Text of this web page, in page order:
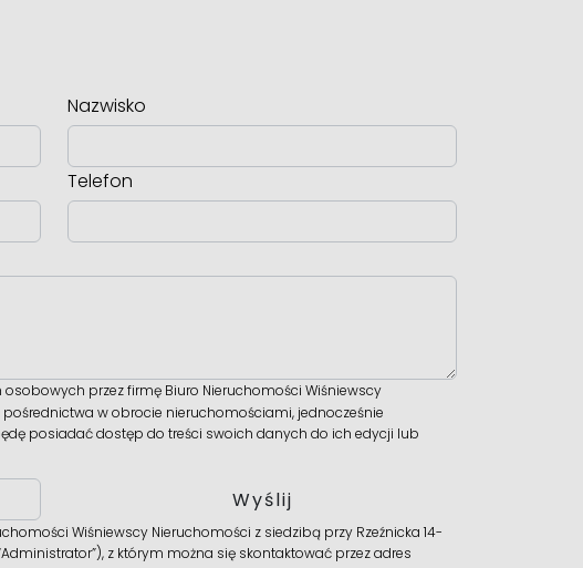
Nazwisko
Telefon
przez firmę Biuro Nieruchomości Wiśniewscy
w obrocie nieruchomościami, jednocześnie
posiadać dostęp do treści swoich danych do ich edycji lub
Wiśniewscy Nieruchomości z siedzibą przy Rzeźnicka 14-
z którym można się skontaktować przez adres